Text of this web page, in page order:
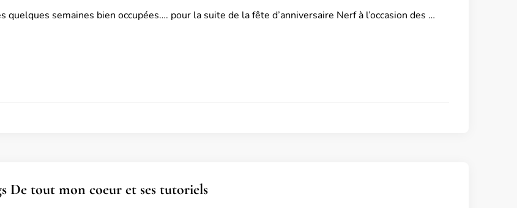
quelques semaines bien occupées…. pour la suite de la fête d’anniversaire Nerf à l’occasion des …
De tout mon coeur et ses tutoriels